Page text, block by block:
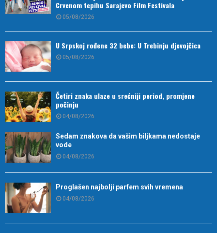
Crvenom tepihu Sarajevo Film Festivala
05/08/2026
U Srpskoj rođene 32 bebe: U Trebinju djevojčica
05/08/2026
Četiri znaka ulaze u srećniji period, promjene
počinju
04/08/2026
Sedam znakova da vašim biljkama nedostaje
vode
04/08/2026
Proglašen najbolji parfem svih vremena
04/08/2026